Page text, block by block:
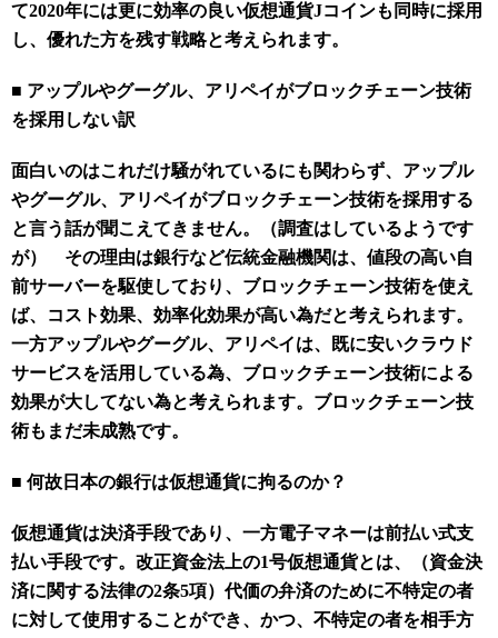
て2020年には更に効率の良い仮想通貨Jコインも同時に採用
し、優れた方を残す戦略と考えられます。
■ アップルやグーグル、アリペイがブロックチェーン技術
を採用しない訳
面白いのはこれだけ騒がれているにも関わらず、アップル
やグーグル、アリペイがブロックチェーン技術を採用する
と言う話が聞こえてきません。（調査はしているようです
が） その理由は銀行など伝統金融機関は、値段の高い自
前サーバーを駆使しており、ブロックチェーン技術を使え
ば、コスト効果、効率化効果が高い為だと考えられます。
一方アップルやグーグル、アリペイは、既に安いクラウド
サービスを活用している為、ブロックチェーン技術による
効果が大してない為と考えられます。ブロックチェーン技
術もまだ未成熟です。
■ 何故日本の銀行は仮想通貨に拘るのか？
仮想通貨は決済手段であり、一方電子マネーは前払い式支
払い手段です。改正資金法上の1号仮想通貨とは、（資金決
済に関する法律の2条5項）代価の弁済のために不特定の者
に対して使用することができ、かつ、不特定の者を相手方